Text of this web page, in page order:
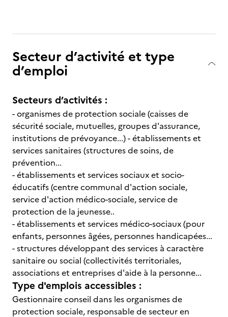
Secteur d’activité et type
d’emploi
Secteurs d’activités :
- organismes de protection sociale (caisses de
sécurité sociale, mutuelles, groupes d'assurance,
institutions de prévoyance...) - établissements et
services sanitaires (structures de soins, de
prévention...
- établissements et services sociaux et socio-
éducatifs (centre communal d'action sociale,
service d'action médico-sociale, service de
protection de la jeunesse..
- établissements et services médico-sociaux (pour
enfants, personnes âgées, personnes handicapées...
- structures développant des services à caractère
sanitaire ou social (collectivités territoriales,
associations et entreprises d'aide à la personne...
Type d'emplois accessibles :
Gestionnaire conseil dans les organismes de
protection sociale, responsable de secteur en